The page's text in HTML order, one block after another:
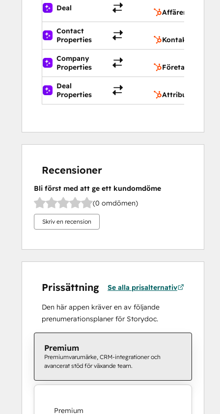
Deal
Affärer
Contact
Properties
Company
Properties
Deal
Properties
Attribut för
Recensioner
Bli först med att ge ett kundomdöme
(0 omdömen)
Skriv en recension
Prissättning Se alla prisalternativ
Den här appen kräver en av följande
prenumerationsplaner för Storydoc.
Premium
Premiumvarumärke, CRM-integrationer och
avancerat stöd för växande team.
Premium